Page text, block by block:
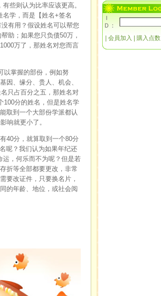
些则认为比率应该更高。
学，而是【姓名+签名
有用？假设姓名可以帮您
助；如果您只负债50万，
万了，那姓名对您而言
以掌握的部份，例如努
因、缘分、贵人、机会、
只占百分之五，那姓名对
100分的姓名，但是姓名学
取到一个大部份学派都认
响就更小了。
40分，就算取到一个80分
呢？我们认为如果年纪还
，何乐而不为呢？但是若
折等全部都要更改，非常
要改证件，只要换名片，
的年龄、地位，或社会阅
Ｉ
Ｄ：
会員加入 購入点数